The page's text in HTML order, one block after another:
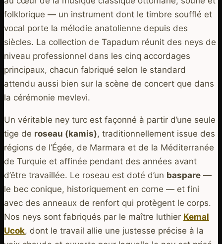
folklorique — un instrument dont le timbre soufflé et
vocal porte la mélodie anatolienne depuis des
siècles. La collection de Tapadum réunit des neys de
niveau professionnel dans les cinq accordages
principaux, chacun fabriqué selon le standard
attendu aussi bien sur la scène de concert que dans
la cérémonie mevlevi.
Un véritable ney turc est façonné à partir d’une seule
tige de roseau (kamis), traditionnellement issue des
régions de l’Égée, de Marmara et de la Méditerranée
de Turquie et affinée pendant des années avant
d’être travaillée. Le roseau est doté d’un baspare —
le bec conique, historiquement en corne — et fini
avec des anneaux de renfort qui protègent le corps.
Nos neys sont fabriqués par le maître luthier Kemal
Ucok, dont le travail allie une justesse précise à la